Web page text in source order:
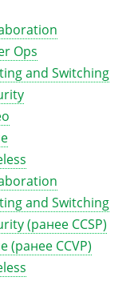
Ops
and Switching
and Switching
(ранее CCSP)
(ранее CCVP)